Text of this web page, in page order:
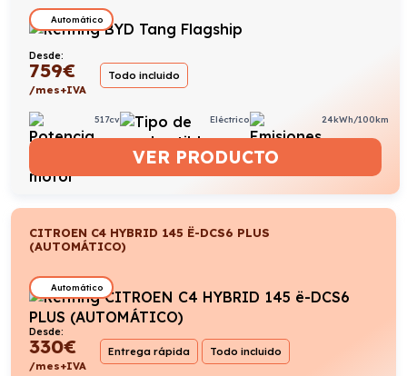
Automático
Desde:
759€
/mes+IVA
Todo incluido
517cv Eléctrico 24kWh/100km
VER PRODUCTO
CITROEN C4 HYBRID 145 Ë-DCS6 PLUS
(AUTOMÁTICO)
Automático
Desde:
330€
/mes+IVA
Entrega rápida Todo incluido